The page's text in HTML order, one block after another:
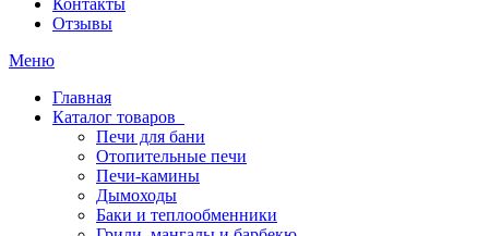
Отзывы
Меню
Главная
Каталог товаров
Печи для бани
Отопительные печи
Печи-камины
Дымоходы
Баки и теплообменники